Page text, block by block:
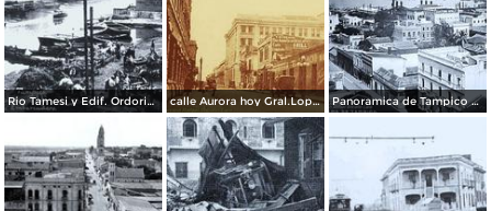
Rio Tamesi y Edif. Ordorica al fondo calle Aurora hoy Gral.Lopez de Lara Panoramica de Tampico y Laguna del Carpintero